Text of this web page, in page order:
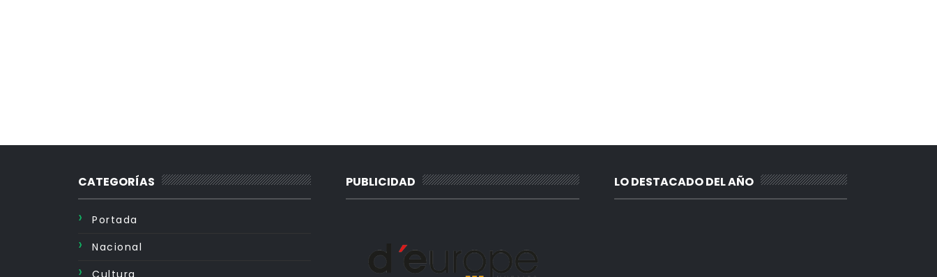
CATEGORÍAS
Portada
Nacional
PUBLICIDAD LO DESTACADO DEL AÑO